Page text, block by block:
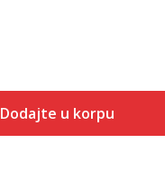
Dodajte u korpu